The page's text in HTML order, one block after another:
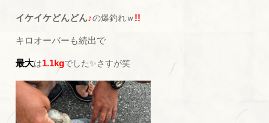
イケイケどんどん♪の爆釣れｗ!!
キロオーバーも続出で
最大は1.1kgでした✨さすが笑